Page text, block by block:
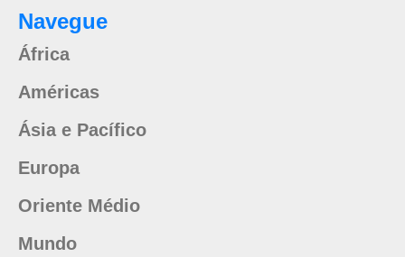
Navegue
África
Américas
Ásia e Pacífico
Europa
Oriente Médio
Mundo